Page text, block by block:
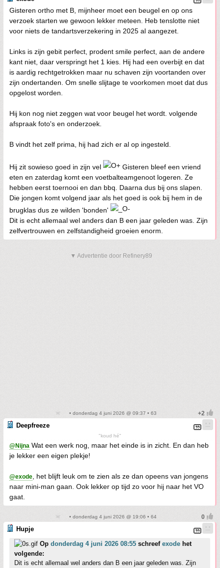
Gisteren ortho met B, mijnheer moet een beugel en op ons
verzoek starten we gewoon lekker meteen. Heb tenslotte niet
voor niets de tandartsverzekering in 2025 al aangezet.
Links is zijn gebit perfect, prodent smile perfect, aan de andere
kant niet, daar verspringt het 1 kies. Hij had een overbijt en dat
is aardig rechtgetrokken maar nu schaven zijn voortanden over
zijn ondertanden. Om snelle slijtage te voorkomen moet dat dus
opgelost worden.
Hij kon nog niet zeggen wat voor beugel het wordt. volgende
afspraak foto's en onderzoek.
B vindt het zelf prima, hij had zich er al op ingesteld.
Hij zit sowieso goed in zijn vel
Gisteren bleef een vriend
eten en zaterdag komt een voetbalteamgenoot logeren. Ze
hebben eerst toernooi en dan bbq. Daarna dus bij ons slapen.
Die jongen komt volgend jaar als het goed is ook bij hem in de
brugklas dus ze wilden 'bonden'
Dit is echt allemaal wel anders dan B een jaar geleden was. Zijn
zelfvertrouwen en zelfstandigheid groeien enorm.
▼ Advertentie door Refinery89
• donderdag 4 juni 2026 @ 09:37 • 63
Deepfreeze
"koud hé"
@Nijna Wat een werk nog, maar het einde is in zicht. En dan heb
je lekker een eigen plekje!
@exode , het blijft leuk om te zien als ze dan opeens van jongens
naar mini-man gaan. Ook lekker op tijd zo voor hij naar het VO
gaat.
• donderdag 4 juni 2026 @ 19:06 • 64
Hupje
Op donderdag 4 juni 2026 08:55 schreef exode het
volgende:
Dit is echt allemaal wel anders dan B een jaar geleden was. Zijn